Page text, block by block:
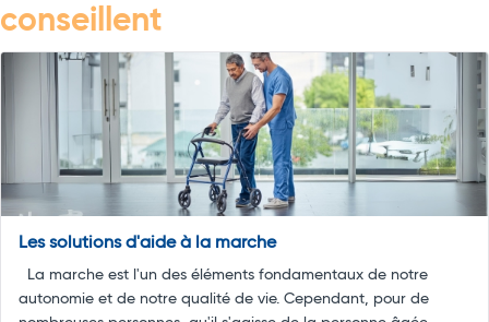
conseillent
Les solutions d'aide à la marche
La marche est l'un des éléments fondamentaux de notre
autonomie et de notre qualité de vie. Cependant, pour de